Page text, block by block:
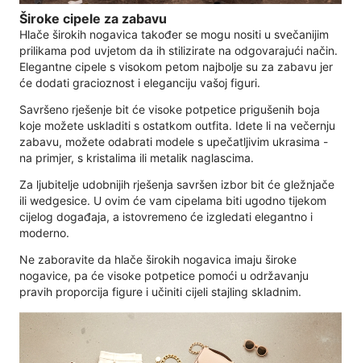
Široke cipele za zabavu
Hlače širokih nogavica također se mogu nositi u svečanijim
prilikama pod uvjetom da ih stilizirate na odgovarajući način.
Elegantne cipele s visokom petom najbolje su za zabavu jer
će dodati gracioznost i eleganciju vašoj figuri.
Savršeno rješenje bit će visoke potpetice prigušenih boja
koje možete uskladiti s ostatkom outfita. Idete li na večernju
zabavu, možete odabrati modele s upečatljivim ukrasima -
na primjer, s kristalima ili metalik naglascima.
Za ljubitelje udobnijih rješenja savršen izbor bit će gležnjače
ili wedgesice. U ovim će vam cipelama biti ugodno tijekom
cijelog događaja, a istovremeno će izgledati elegantno i
moderno.
Ne zaboravite da hlače širokih nogavica imaju široke
nogavice, pa će visoke potpetice pomoći u održavanju
pravih proporcija figure i učiniti cijeli stajling skladnim.